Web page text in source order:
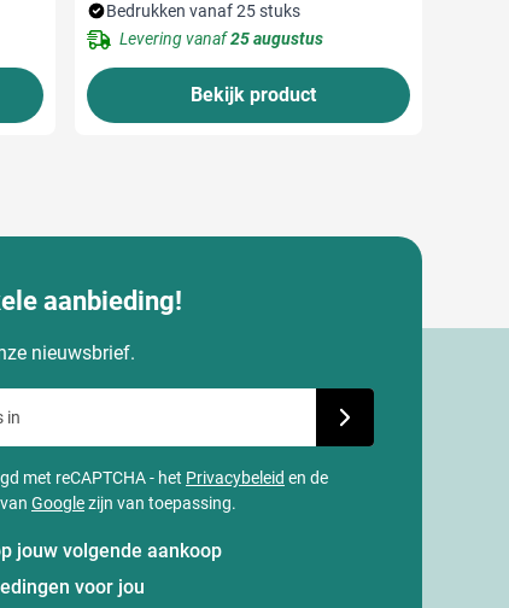
Bedrukken vanaf 25 stuks
Levering vanaf25 augustus
Bekijk product
aanbieding!
nieuwsbrief.
met reCAPTCHA - het Privacybeleid en de
van Googlezijn van toepassing.
jouw volgende aankoop
voor jou